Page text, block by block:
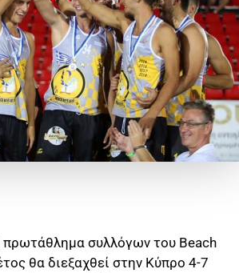
συλλόγων του Beach
θα διεξαχθεί στην Κύπρο 4-7